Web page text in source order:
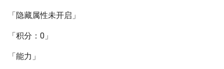
「隐藏属性未开启」
「积分：0」
「能力」